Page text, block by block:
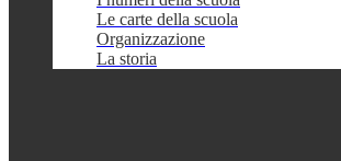
Le carte della scuola
Organizzazione
La storia